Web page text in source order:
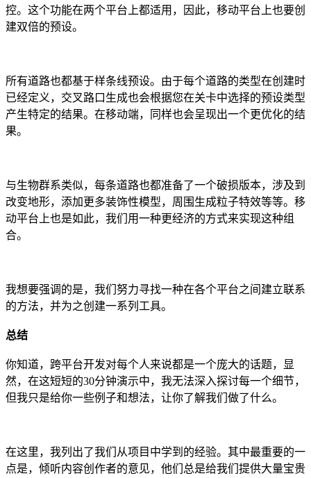
控。这个功能在两个平台上都适用，因此，移动平台上也要创
建双倍的预设。
所有道路也都基于样条线预设。由于每个道路的类型在创建时
已经定义，交叉路口生成也会根据您在关卡中选择的预设类型
产生特定的结果。在移动端，同样也会呈现出一个更优化的结
果。
与生物群系类似，每条道路也都准备了一个破损版本，涉及到
改变地形，添加更多装饰性模型，周围生成粒子特效等等。移
动平台上也是如此，我们用一种更经济的方式来实现这种组
合。
我想要强调的是，我们努力寻找一种在各个平台之间建立联系
的方法，并为之创建一系列工具。
总结
你知道，跨平台开发对每个人来说都是一个庞大的话题，显
然，在这短短的30分钟演示中，我无法深入探讨每一个细节，
但我只是给你一些例子和想法，让你了解我们做了什么。
在这里，我列出了我们从项目中学到的经验。其中最重要的一
点是，倾听内容创作者的意见，他们总是给我们提供大量宝贵